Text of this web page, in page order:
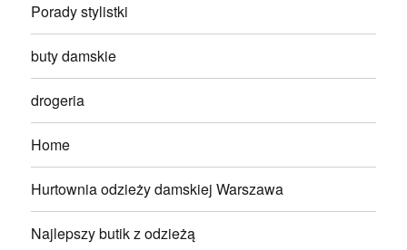
Porady stylistki
buty damskie
drogeria
Home
Hurtownia odzieży damskiej Warszawa
Najlepszy butik z odzieżą